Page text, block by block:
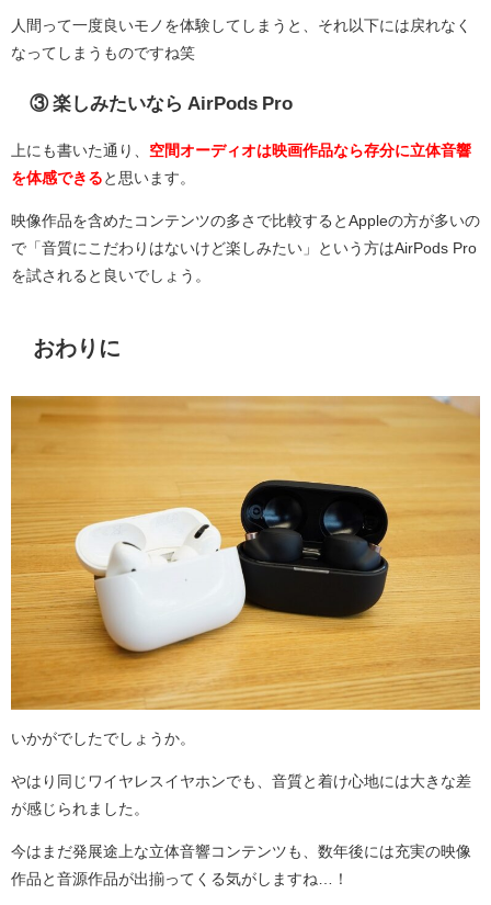
人間って一度良いモノを体験してしまうと、それ以下には戻れなく
なってしまうものですね笑
③ 楽しみたいなら AirPods Pro
上にも書いた通り、 空間オーディオは映画作品なら存分に立体音響
を体感できる と思います。
映像作品を含めたコンテンツの多さで比較するとAppleの方が多いの
で「音質にこだわりはないけど楽しみたい」という方はAirPods Pro
を試されると良いでしょう。
おわりに
いかがでしたでしょうか。
やはり同じワイヤレスイヤホンでも、音質と着け心地には大きな差
が感じられました。
今はまだ発展途上な立体音響コンテンツも、数年後には充実の映像
作品と音源作品が出揃ってくる気がしますね…！